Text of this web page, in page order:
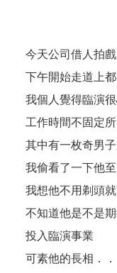
今天公司借人拍戲
下午開始走道上
我個人覺得臨演
工作時間不固定
其中有一枚奇男
我偷看了一下他
我想他不用剃頭
不知道他是不是
投入臨演事業
可素他的長相．